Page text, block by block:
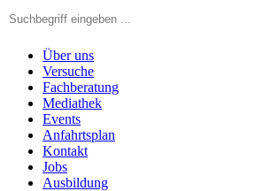
Über uns
Versuche
Fachberatung
Mediathek
Events
Anfahrtsplan
Kontakt
Jobs
Ausbildung